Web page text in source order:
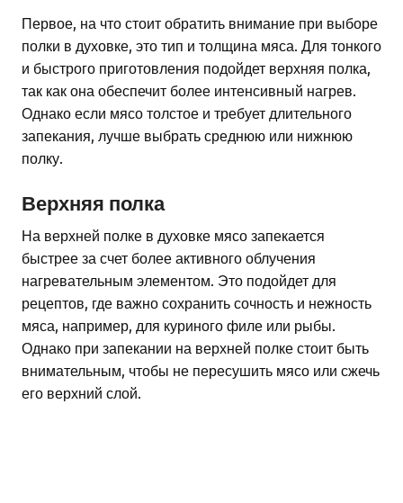
Первое, на что стоит обратить внимание при выборе
полки в духовке, это тип и толщина мяса. Для тонкого
и быстрого приготовления подойдет верхняя полка,
так как она обеспечит более интенсивный нагрев.
Однако если мясо толстое и требует длительного
запекания, лучше выбрать среднюю или нижнюю
полку.
Верхняя полка
На верхней полке в духовке мясо запекается
быстрее за счет более активного облучения
нагревательным элементом. Это подойдет для
рецептов, где важно сохранить сочность и нежность
мяса, например, для куриного филе или рыбы.
Однако при запекании на верхней полке стоит быть
внимательным, чтобы не пересушить мясо или сжечь
его верхний слой.